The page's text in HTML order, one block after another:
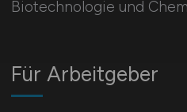
Biotechnologie und
Für Arbeitgeber